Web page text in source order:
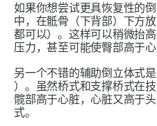
如果你想尝试更具恢复性的
中，在骶骨（下背部）下方
都可以）。这样可以稍微抬
压力，甚至可能使臀部高于
另一个不错的辅助倒立体式是
）。虽然桥式和支撑桥式在
髋部高于心脏，心脏又高于
式。